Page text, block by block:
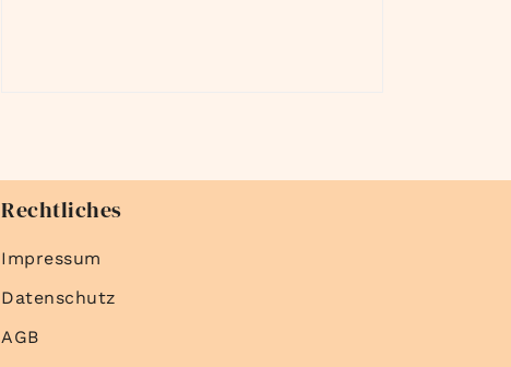
Rechtliches
Impressum
Datenschutz
AGB